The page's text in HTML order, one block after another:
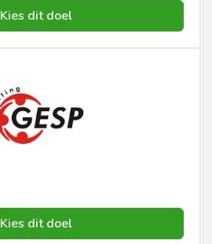
Kies dit doel
Kies dit doel